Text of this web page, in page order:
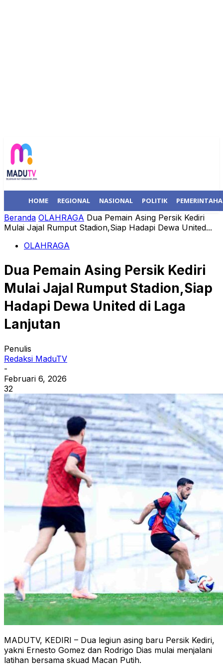
HOME REGIONAL NASIONAL POLITIK
Beranda OLAHRAGA Dua Pemain Asing Persik Kediri
Mulai Jajal Rumput Stadion,Siap Hadapi Dewa United...
OLAHRAGA
Dua Pemain Asing Persik Kediri
Mulai Jajal Rumput Stadion,Siap
Hadapi Dewa United di Laga
Lanjutan
Penulis
Redaksi MaduTV
-
Februari 6, 2026
32
MADUTV, KEDIRI – Dua legiun asing baru Persik Kediri,
yakni Ernesto Gomez dan Rodrigo Dias mulai menjalani
latihan bersama skuad Macan Putih.